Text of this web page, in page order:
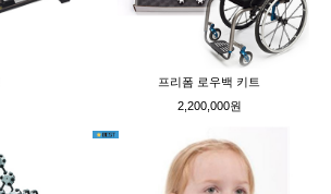
프리폼 로우백 키트
2,200,000원